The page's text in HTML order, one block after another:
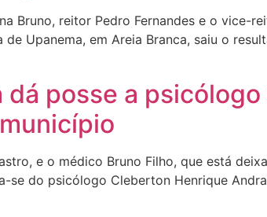
Bruno, reitor Pedro Fernandes e o vice-
Upanema, em Areia Branca, saiu o
posse a
e o médico Bruno Filho, que está
se do psicólogo Cleberton Henrique